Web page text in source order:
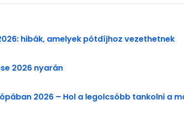
hibák, amelyek pótdíjhoz vezethetnek
2026 nyarán
2026 – Hol a legolcsóbb tankolni a